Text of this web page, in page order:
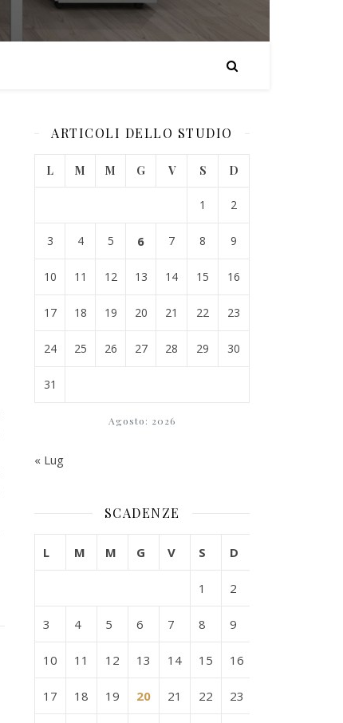
ARTICOLI DELLO STUDIO
Agosto: 2026
L M M G V S D
1 2
3 4 5 6 7 8 9
10 11 12 13 14 15 16
17 18 19 20 21 22 23
24 25 26 27 28 29 30
31
« Lug
SCADENZE
L M M G V S D
1 2
3 4 5 6 7 8 9
10 11 12 13 14 15 16
17 18 19 20 21 22 23